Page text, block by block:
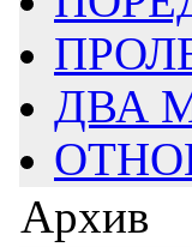
ДВА
Архив